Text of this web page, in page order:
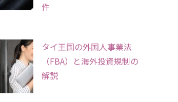
件
タイ王国の外国人事業法
（FBA）と海外投資規制の
解説